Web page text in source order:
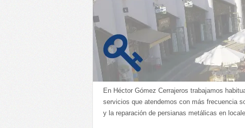
En Héctor Gómez Cerrajeros trabajamos
servicios que atendemos con más frecuencia
y la reparación de persianas metálicas en